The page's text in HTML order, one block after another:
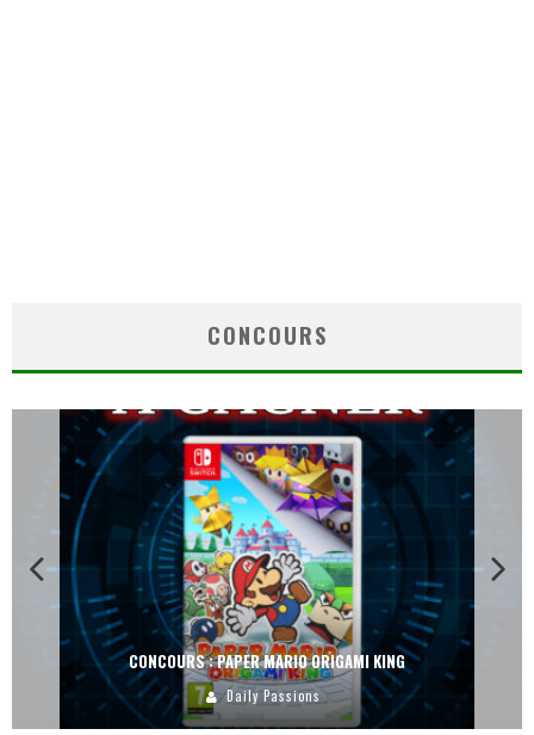
CONCOURS
CONCOURS : PAPER MARIO ORIGAMI KING
Daily Passions